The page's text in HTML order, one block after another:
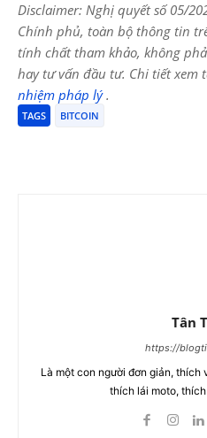
Disclaimer: Nghị quyết số 05/
Chính phủ, toàn bộ thông tin
tính chất tham khảo, không
hay tư vấn đầu tư. Chi tiết xem
nhiệm pháp lý.
TAGS BITCOIN
Tân
https://
Là một con người đơn giản, thích
thích lái moto,